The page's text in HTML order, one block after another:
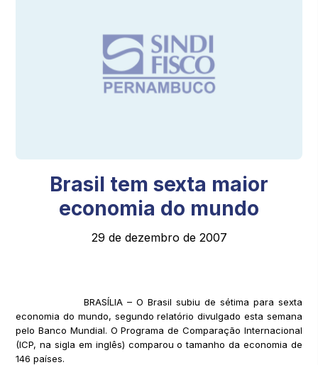
Brasil tem sexta maior
economia do mundo
29 de dezembro de 2007
BRASÍLIA – O Brasil subiu de sétima para sexta
economia do mundo, segundo relatório divulgado esta semana
pelo Banco Mundial. O Programa de Comparação Internacional
(ICP, na sigla em inglês) comparou o tamanho da economia de
146 países.